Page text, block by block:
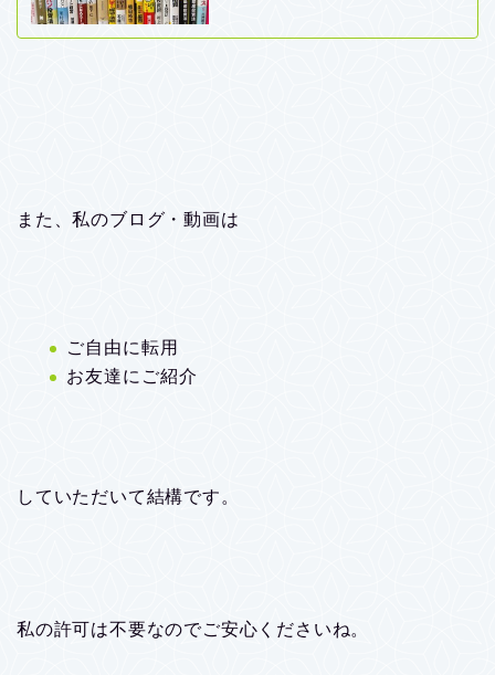
また、私のブログ・動画は
ご自由に転用
お友達にご紹介
していただいて結構です。
私の許可は不要なのでご安心くださいね。